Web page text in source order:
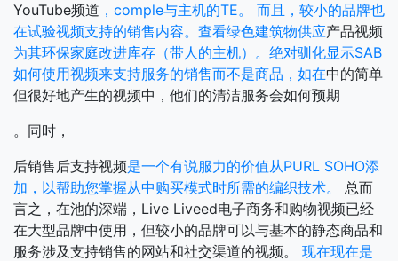
YouTube频道 ，comple与主机的TE。
而且，较小的品牌也
在试验视频支持的销售内容。查看绿色建筑物供应产品视频
为其环保家庭改进库存（带人的主机）。绝对驯化显示SAB
如何使用视频来支持服务的销售而不是商品，如在中的简单
但很好地产生的视频中，他们的清洁服务会如何预期
。同时，
后销售后支持视频是一个有说服力的价值从PURL SOHO添
加，以帮助您掌握从中购买模式时所需的编织技术。 总而
言之，在池的深端，Live Liveed电子商务和购物视频已经
在大型品牌中使用，但较小的品牌可以与基本的静态商品和
服务涉及支持销售的网站和社交渠道的视频。 现在现在是